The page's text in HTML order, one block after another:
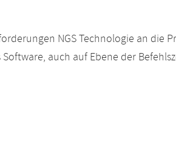
NGS Technologie an die
auch auf Ebene der